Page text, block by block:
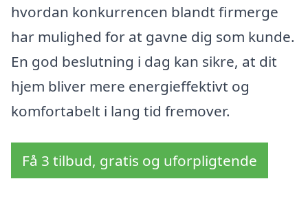
hvordan konkurrencen blandt firmerge
har mulighed for at gavne dig som kunde.
En god beslutning i dag kan sikre, at dit
hjem bliver mere energieffektivt og
komfortabelt i lang tid fremover.
Få 3 tilbud, gratis og uforpligtende